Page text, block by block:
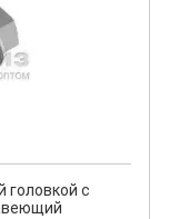
головкой с